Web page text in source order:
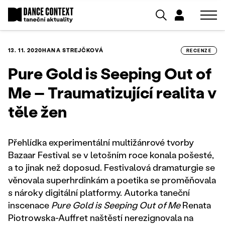
13. 11. 2020HANA STREJČKOVÁ RECENZE
Pure Gold is Seeping Out of
Me – Traumatizující realita v
těle žen
Přehlídka experimentální multižánrové tvorby
Bazaar Festival se v letošním roce konala pošesté,
a to jinak než doposud. Festivalová dramaturgie se
věnovala superhrdinkám a poetika se proměňovala
s nároky digitální platformy. Autorka taneční
inscenace Pure Gold is Seeping Out of MeRenata
Piotrowska-Auffret naštěstí nerezignovala na